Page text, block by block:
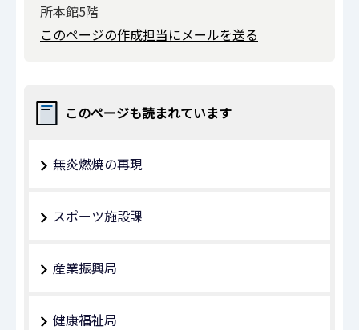
所本館5階
このページの作成担当にメールを送る
このページも読まれています
無炎燃焼の再現
スポーツ施設課
産業振興局
健康福祉局